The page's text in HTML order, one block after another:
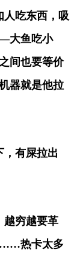
人吃东西，吸
大鱼吃小
间也要等价
器就是他拉
，有屎拉出
越穷越要革
……热卡太多